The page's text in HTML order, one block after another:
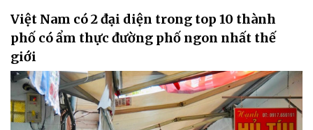
Việt Nam có 2 đại diện trong top 10 thành
phố có ẩm thực đường phố ngon nhất thế
giới